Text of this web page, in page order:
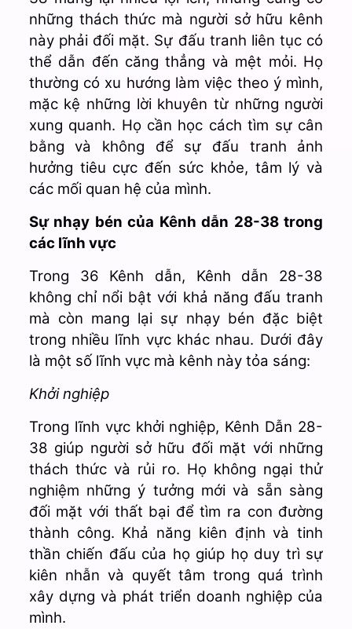
những thách thức mà người sở hữu kênh
này phải đối mặt. Sự đấu tranh liên tục có
thể dẫn đến căng thẳng và mệt mỏi. Họ
thường có xu hướng làm việc theo ý mình,
mặc kệ những lời khuyên từ những người
xung quanh. Họ cần học cách tìm sự cân
bằng và không để sự đấu tranh ảnh
hưởng tiêu cực đến sức khỏe, tâm lý và
các mối quan hệ của mình.
Sự nhạy bén của Kênh dẫn 28-38 trong
các lĩnh vực
Trong 36 Kênh dẫn, Kênh dẫn 28-38
không chỉ nổi bật với khả năng đấu tranh
mà còn mang lại sự nhạy bén đặc biệt
trong nhiều lĩnh vực khác nhau. Dưới đây
là một số lĩnh vực mà kênh này tỏa sáng:
Khởi nghiệp
Trong lĩnh vực khởi nghiệp, Kênh Dẫn 28-
38 giúp người sở hữu đối mặt với những
thách thức và rủi ro. Họ không ngại thử
nghiệm những ý tưởng mới và sẵn sàng
đối mặt với thất bại để tìm ra con đường
thành công. Khả năng kiên định và tinh
thần chiến đấu của họ giúp họ duy trì sự
kiên nhẫn và quyết tâm trong quá trình
xây dựng và phát triển doanh nghiệp của
mình.